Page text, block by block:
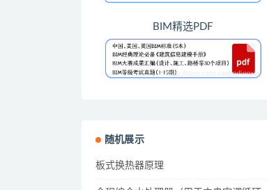
BIM精选PDF
随机展示
板式换热器原理